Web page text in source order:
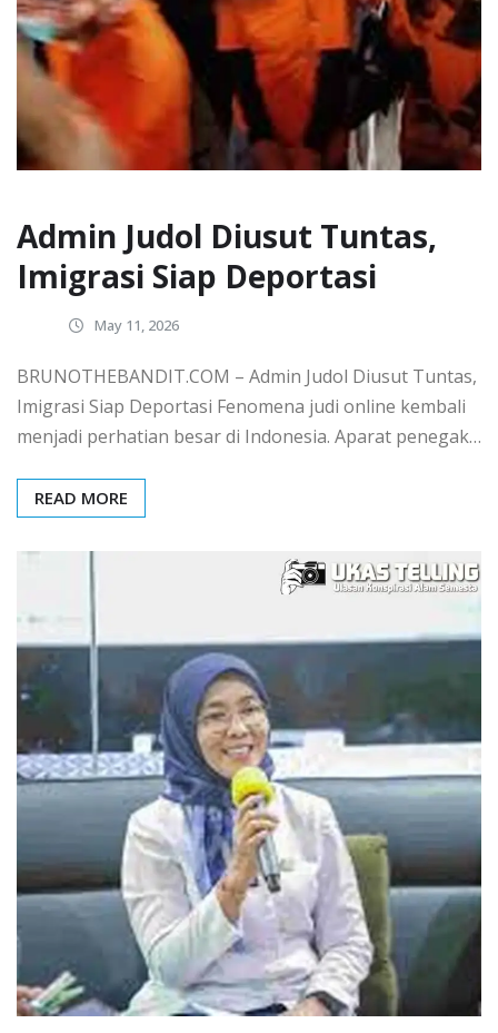
Admin Judol Diusut Tuntas,
Imigrasi Siap Deportasi
May 11, 2026
BRUNOTHEBANDIT.COM – Admin Judol Diusut Tuntas,
Imigrasi Siap Deportasi Fenomena judi online kembali
menjadi perhatian besar di Indonesia. Aparat penegak…
READ MORE